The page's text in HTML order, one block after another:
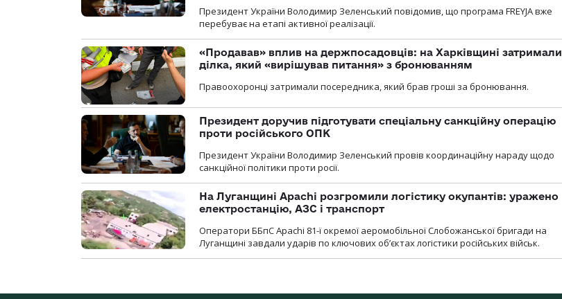
Президент України Володимир Зеленський повідомив, що програма FREYJA вже
перебуває на етапі активної реалізації.
«Продавав» вплив на держпосадовців: на Харківщині затримали
ділка, який «вирішував питання» з бронюванням
Правоохоронці затримали посередника, який брав гроші за бронювання.
Президент доручив підготувати спеціальну санкційну операцію
проти російського ОПК
Президент України Володимир Зеленський провів координаційну нараду щодо
санкційної політики проти росії.
На Луганщині Apachi розгромили логістику окупантів: уражено
електростанцію, АЗС і транспорт
Оператори ББпС Apachi 81-ї окремої аеромобільної Слобожанської бригади на
Луганщині завдали ударів по ключових об’єктах логістики російських військ.